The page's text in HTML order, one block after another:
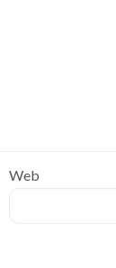
Web